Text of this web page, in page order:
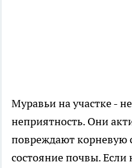
Муравьи на участке -
неприятность. Они
повреждают корневую
состояние почвы. Если